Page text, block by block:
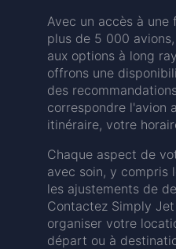
Avec un accès à
plus de 5 000
aux options à long
offrons une
des
correspondre l'avion
itinéraire, votre
Chaque aspect de
avec soin, y compris
les ajustements de
Contactez Simply
organiser votre
départ ou à